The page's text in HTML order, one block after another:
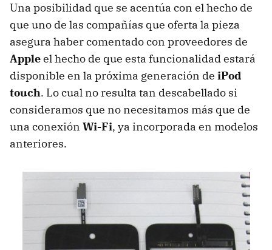
Una posibilidad que se acentúa con el hecho de
que uno de las compañías que oferta la pieza
asegura haber comentado con proveedores de
Appleel hecho de que esta funcionalidad estará
disponible en la próxima generación de iPod
touch. Lo cual no resulta tan descabellado si
consideramos que no necesitamos más que de
una conexión Wi-Fi, ya incorporada en modelos
anteriores.